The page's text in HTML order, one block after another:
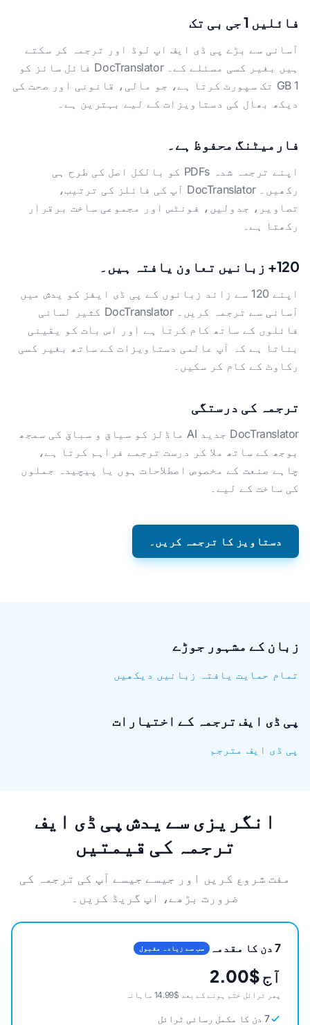
فائلیں 1 جی بی تک
آسانی سے بڑے پی ڈی ایف اپ لوڈ اور ترجمہ کر سکتے
ہیں بغیر کسی مسئلے کے۔ DocTranslator فائل سائز کو
1 GB تک سپورٹ کرتا ہے، جو مالی، قانونی اور صحت کی
دیکھ بھال کی دستاویزات کے لیے بہترین ہے۔
فارمیٹنگ محفوظ ہے۔
اپنے ترجمہ شدہ PDFs کو بالکل اصل کی طرح ہی
رکھیں۔ DocTranslator آپ کی فائلز کی ترتیب،
تصاویر، جدولیں، فونٹس اور مجموعی ساخت برقرار
رکھتا ہے۔
120+ زبانیں تعاون یافتہ ہیں۔
اپنے 120 سے زائد زبانوں کے پی ڈی ایفز کو یدش میں
آسانی سے ترجمہ کریں۔ DocTranslator کثیر لسانی
فائلوں کے ساتھ کام کرتا ہے اور اس بات کو یقینی
بناتا ہے کہ آپ عالمی دستاویزات کے ساتھ بغیر کسی
رکاوٹ کے کام کر سکیں۔
ترجمہ کی درستگی
DocTranslator جدید AI ماڈلز کو سیاق و سباق کی سمجھ
بوجھ کے ساتھ ملا کر درست ترجمے فراہم کرتا ہے،
چاہے صنعت کے مخصوص اصطلاحات ہوں یا پیچیدہ جملوں
کی ساخت کے لیے۔
دستاویز کا ترجمہ کریں۔
زبان کے مشہور جوڑے
تمام حمایت یافتہ زبانیں دیکھیں
پی ڈی ایف ترجمہ کے اختیارات
پی ڈی ایف مترجم
انگریزی سے یدش پی ڈی ایف
ترجمہ کی قیمتیں
مفت شروع کریں اور جیسے جیسے آپ کی ترجمہ کی
ضرورت بڑھے، اپ گریڈ کریں۔
7 دن کا مقدمہ سب سے زیادہ مقبول
آج $2.00
پھر ٹرائل ختم ہونے کے بعد $14.99 ماہانہ
7 دن کا مکمل رسائی ٹرائل